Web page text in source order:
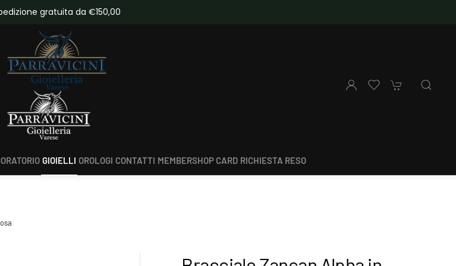
Scopri tutte le novità
GIOIELLI OROLOGI CONTATTI MEMBERSHOP CARD RICHIESTA RESO